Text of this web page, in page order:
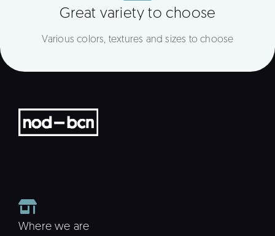
Great variety to choose
Various colors, textures and sizes to choose
Where we are